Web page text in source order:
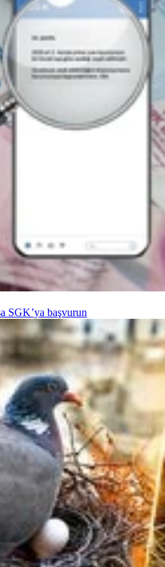
SGK’ya başvurun